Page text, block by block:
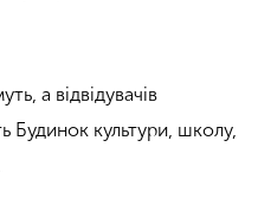
а відвідувачів
Будинок культури, школу,